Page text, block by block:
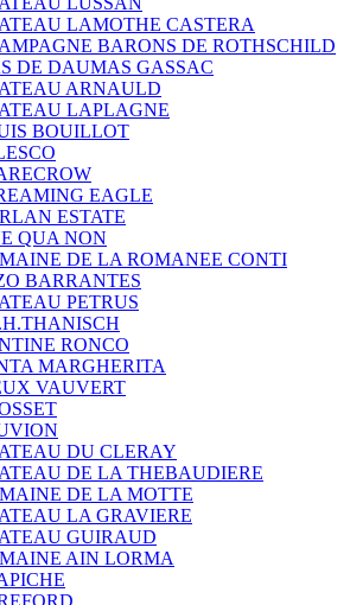
LAMOTHE CASTERA
BARONS DE ROTHSCHILD
DE DAUMAS GASSAC
ARNAULD
LAPLAGNE
BOUILLOT
EAGLE
ESTATE
QUA NON
DE LA ROMANEE CONTI
BARRANTES
PETRUS
RONCO
MARGHERITA
VAUVERT
DU CLERAY
DE LA THEBAUDIERE
DE LA MOTTE
LA GRAVIERE
GUIRAUD
AIN LORMA